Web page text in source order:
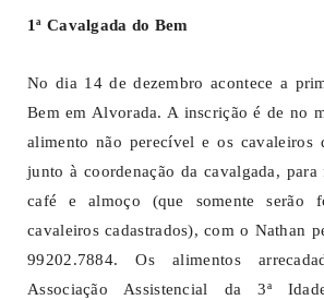
1ª Cavalgada do Bem
No dia 14 de dezembro acontece a
Bem em Alvorada. A inscrição é de no
alimento não perecível e os cavaleiros
junto à coordenação da cavalgada,
café e almoço (que somente serão
cavaleiros cadastrados), com o Nathan
99202.7884. Os alimentos
Associação Assistencial da 3ª